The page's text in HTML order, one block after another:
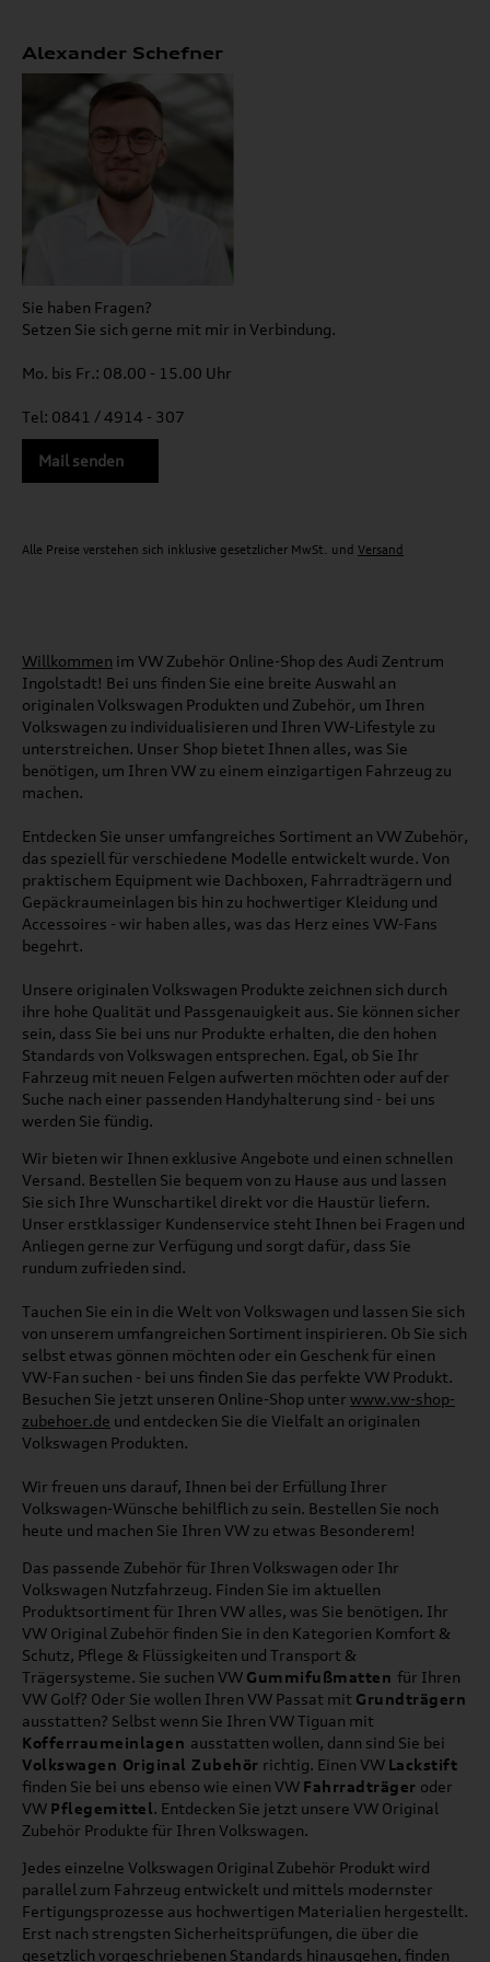
Alexander Schefner
Sie haben Fragen?
Setzen Sie sich gerne mit mir in Verbindung.
Mo. bis Fr.: 08.00 - 15.00 Uhr
Tel: 0841 / 4914 - 307
Mail senden
Alle Preise verstehen sich inklusive gesetzlicher MwSt. und Versand
Willkommen im VW Zubehör Online-Shop des Audi Zentrum
Ingolstadt! Bei uns finden Sie eine breite Auswahl an
originalen Volkswagen Produkten und Zubehör, um Ihren
Volkswagen zu individualisieren und Ihren VW-Lifestyle zu
unterstreichen. Unser Shop bietet Ihnen alles, was Sie
benötigen, um Ihren VW zu einem einzigartigen Fahrzeug zu
machen.
Entdecken Sie unser umfangreiches Sortiment an VW Zubehör,
das speziell für verschiedene Modelle entwickelt wurde. Von
praktischem Equipment wie Dachboxen, Fahrradträgern und
Gepäckraumeinlagen bis hin zu hochwertiger Kleidung und
Accessoires - wir haben alles, was das Herz eines VW-Fans
begehrt.
Unsere originalen Volkswagen Produkte zeichnen sich durch
ihre hohe Qualität und Passgenauigkeit aus. Sie können sicher
sein, dass Sie bei uns nur Produkte erhalten, die den hohen
Standards von Volkswagen entsprechen. Egal, ob Sie Ihr
Fahrzeug mit neuen Felgen aufwerten möchten oder auf der
Suche nach einer passenden Handyhalterung sind - bei uns
werden Sie fündig.
Wir bieten wir Ihnen exklusive Angebote und einen schnellen
Versand. Bestellen Sie bequem von zu Hause aus und lassen
Sie sich Ihre Wunschartikel direkt vor die Haustür liefern.
Unser erstklassiger Kundenservice steht Ihnen bei Fragen und
Anliegen gerne zur Verfügung und sorgt dafür, dass Sie
rundum zufrieden sind.
Tauchen Sie ein in die Welt von Volkswagen und lassen Sie sich
von unserem umfangreichen Sortiment inspirieren. Ob Sie sich
selbst etwas gönnen möchten oder ein Geschenk für einen
VW-Fan suchen - bei uns finden Sie das perfekte VW Produkt.
Besuchen Sie jetzt unseren Online-Shop unter www.vw-shop-
zubehoer.de und entdecken Sie die Vielfalt an originalen
Volkswagen Produkten.
Wir freuen uns darauf, Ihnen bei der Erfüllung Ihrer
Volkswagen-Wünsche behilflich zu sein. Bestellen Sie noch
heute und machen Sie Ihren VW zu etwas Besonderem!
Das passende Zubehör für Ihren Volkswagen oder Ihr
Volkswagen Nutzfahrzeug. Finden Sie im aktuellen
Produktsortiment für Ihren VW alles, was Sie benötigen. Ihr
VW Original Zubehör finden Sie in den Kategorien Komfort &
Schutz, Pflege & Flüssigkeiten und Transport &
Trägersysteme. Sie suchen VW Gummifußmatten für Ihren
VW Golf? Oder Sie wollen Ihren VW Passat mit Grundträgern
ausstatten? Selbst wenn Sie Ihren VW Tiguan mit
Kofferraumeinlagen ausstatten wollen, dann sind Sie bei
Volkswagen Original Zubehör richtig. Einen VW Lackstift
finden Sie bei uns ebenso wie einen VW Fahrradträger oder
VW Pflegemittel. Entdecken Sie jetzt unsere VW Original
Zubehör Produkte für Ihren Volkswagen.
Jedes einzelne Volkswagen Original Zubehör Produkt wird
parallel zum Fahrzeug entwickelt und mittels modernster
Fertigungsprozesse aus hochwertigen Materialien hergestellt.
Erst nach strengsten Sicherheitsprüfungen, die über die
gesetzlich vorgeschriebenen Standards hinausgehen, finden